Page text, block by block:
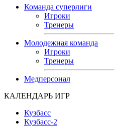
Команда суперлиги
Игроки
Тренеры
Молодежная команда
Игроки
Тренеры
Медперсонал
КАЛЕНДАРЬ ИГР
Кузбасс
Кузбасс-2